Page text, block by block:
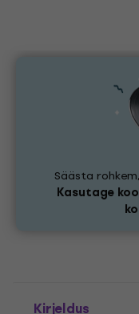
Säästa
Kasutage
Kirjeldus